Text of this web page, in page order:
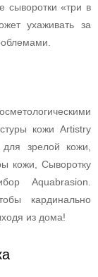
«три в
ухаживать за
кожи Artistry
зрелой кожи,
кожи, Сыворотку
Aquabrasion.
кардинально
из дома!